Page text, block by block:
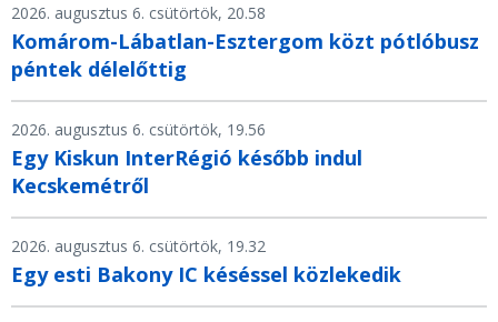
2026. augusztus 6. csütörtök, 20.58
Komárom-Lábatlan-Esztergom közt pótlóbusz
péntek délelőttig
2026. augusztus 6. csütörtök, 19.56
Egy Kiskun InterRégió később indul
Kecskemétről
2026. augusztus 6. csütörtök, 19.32
Egy esti Bakony IC késéssel közlekedik